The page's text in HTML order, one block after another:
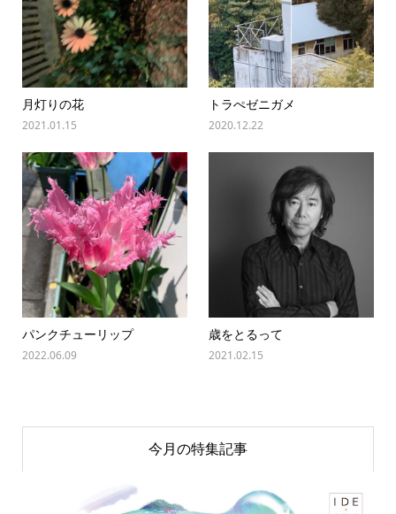
月灯りの花
2021.01.15
トラぺゼニガメ
2020.12.22
パンクチューリップ
2022.06.09
歳をとるって
2021.02.15
今月の特集記事